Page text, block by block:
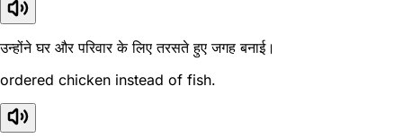
उन्होंने घर और परिवार के लिए तरसते हुए जगह बनाई।
ordered chicken instead of fish.